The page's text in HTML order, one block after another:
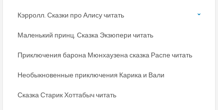
Кэрролл. Сказки про Алису читать
Маленький принц. Сказка Экзюпери читать
Приключения барона Мюнхаузена сказка Распе читать
Необыкновенные приключения Карика и Вали
Сказка Старик Хоттабыч читать